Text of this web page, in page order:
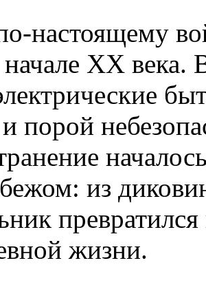
настоящему
начале XX века.
порой
из
жизни.